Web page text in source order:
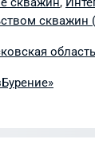
скважин
область